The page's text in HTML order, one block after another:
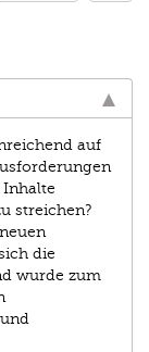
auf
Inhalte
streichen?
die
wurde zum